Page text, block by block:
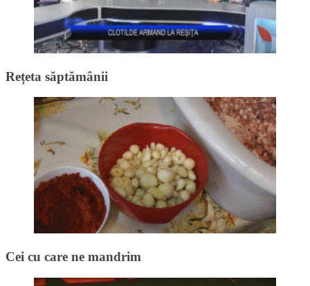
Rețeta săptămânii
Cei cu care ne mandrim